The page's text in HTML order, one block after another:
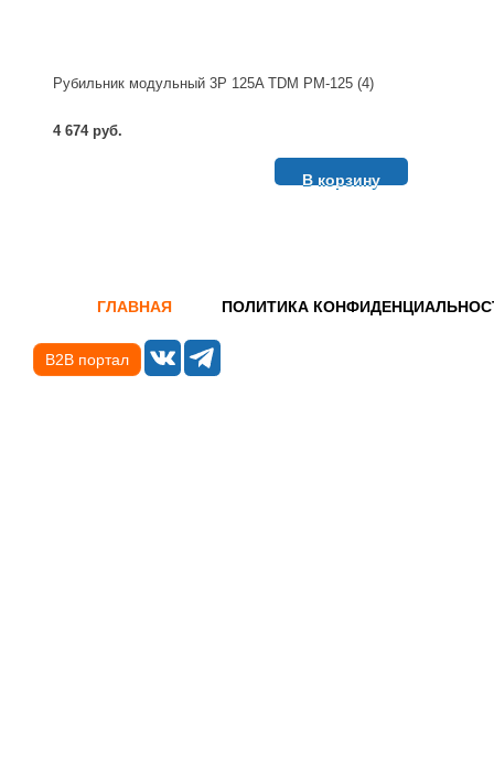
Рубильник модульный 3P 125A TDM РМ-125 (4)
4 674 руб.
В корзину
ГЛАВНАЯ ПОЛИТИКА
B2B портал